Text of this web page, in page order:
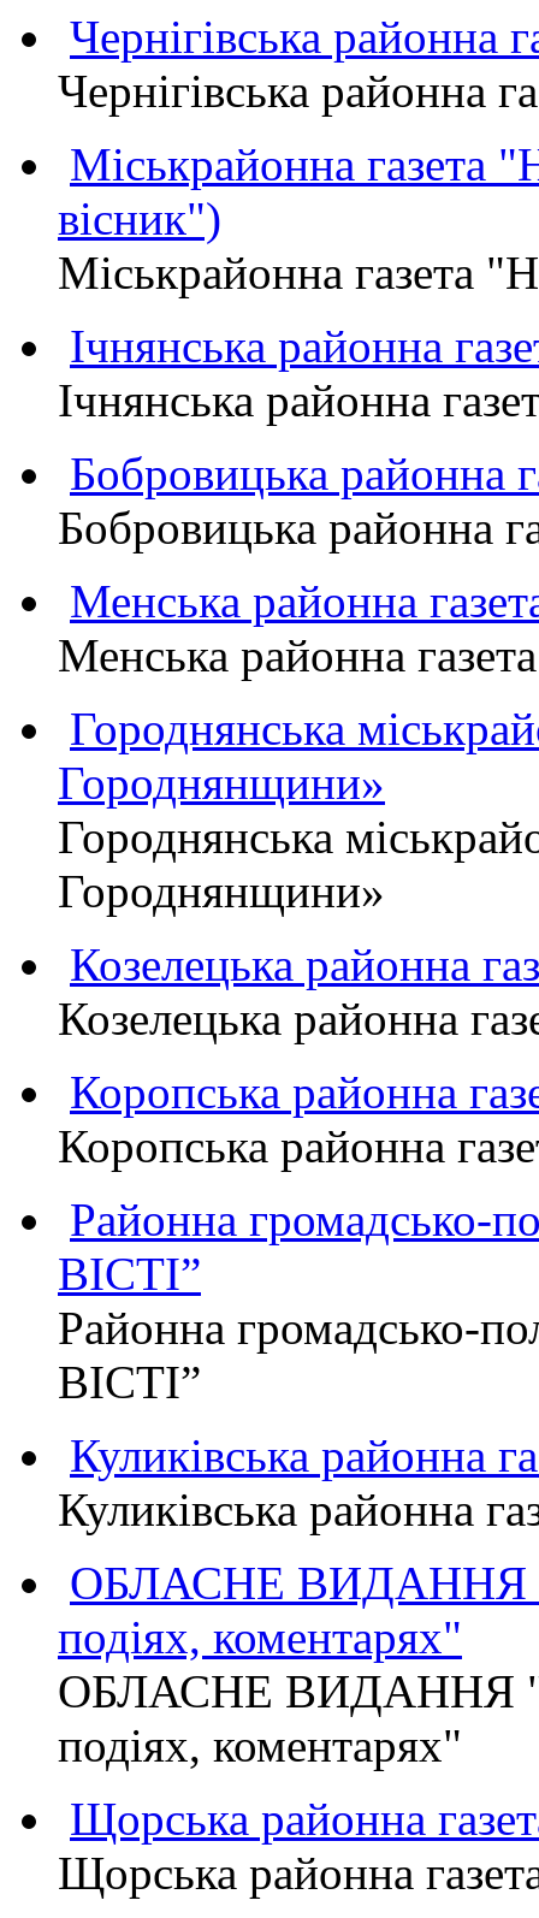
Чернігівська
Чернігівська
Міськрайонна
вісник")
Міськрайонна газета
Ічнянська районна
Ічнянська районна
Бобровицька
Бобровицька
Менська районна
Менська районна
Городнянська
Городнянщини»
Городнянська
Городнянщини»
Козелецька районна
Козелецька районна
Коропська районна
Коропська районна
Районна громадсько-
ВІСТІ”
Районна громадсько-
ВІСТІ”
Куликівська районна
Куликівська районна
ОБЛАСНЕ ВИДАННЯ
подіях, коментарях"
ОБЛАСНЕ ВИДАННЯ
подіях, коментарях"
Щорська районна
Щорська районна